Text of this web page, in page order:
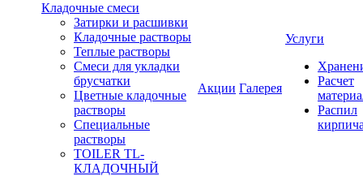
Кладочные смеси
Затирки и расшивки
Кладочные растворы
Теплые растворы
Смеси для укладки
брусчатки
Цветные кладочные
растворы
Специальные
растворы
TOILER TL-
КЛАДОЧНЫЙ
Акции Галерея
Услуги
Расчет
Распил